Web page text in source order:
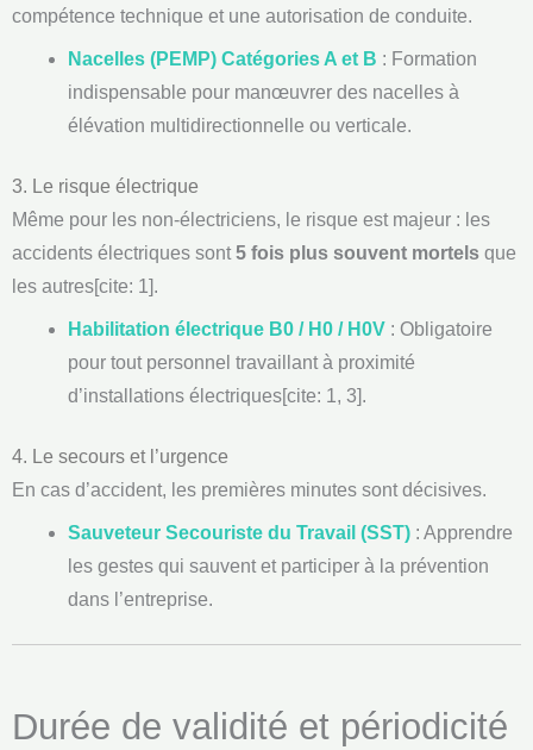
compétence technique et une autorisation de conduite.
Nacelles (PEMP) Catégories A et B : Formation
indispensable pour manœuvrer des nacelles à
élévation multidirectionnelle ou verticale.
3. Le risque électrique
Même pour les non-électriciens, le risque est majeur : les
accidents électriques sont 5 fois plus souvent mortels que
les autres[cite: 1].
Habilitation électrique B0 / H0 / H0V: Obligatoire
pour tout personnel travaillant à proximité
d’installations électriques[cite: 1, 3].
4. Le secours et l’urgence
En cas d’accident, les premières minutes sont décisives.
Sauveteur Secouriste du Travail (SST): Apprendre
les gestes qui sauvent et participer à la prévention
dans l’entreprise.
Durée de validité et périodicité